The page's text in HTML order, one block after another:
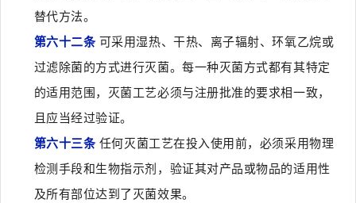
替代方法。
第六十二条 可采用湿热、干热、离子辐射、环氧乙烷或
过滤除菌的方式进行灭菌。每一种灭菌方式都有其特定
的适用范围，灭菌工艺必须与注册批准的要求相一致，
且应当经过验证。
第六十三条任何灭菌工艺在投入使用前，必须采用物理
检测手段和生物指示剂，验证其对产品或物品的适用性
及所有部位达到了灭菌效果。